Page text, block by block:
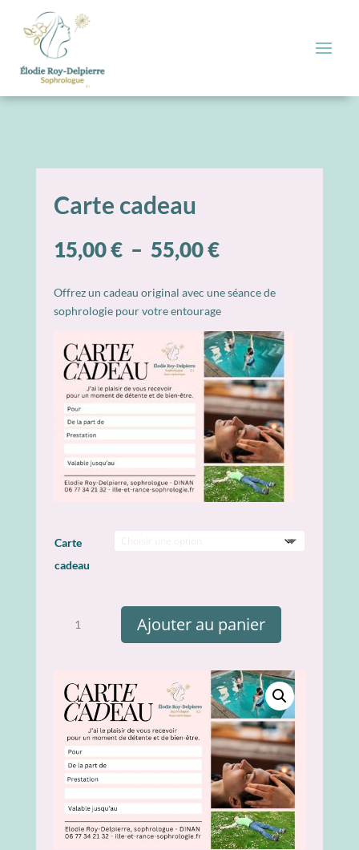
Carte cadeau
15,00€ – 55,00€PLAGE
PRIX :
15,00 €
À
55,00 €
Offrez un cadeau original avec une séance de
sophrologie pour votre entourage
Carte
cadeau
Ajouter au panier